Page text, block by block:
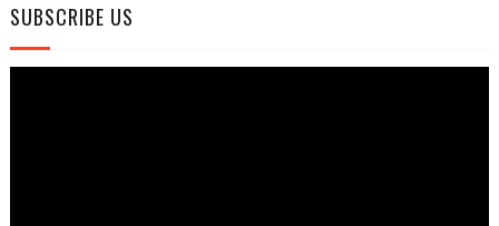
SUBSCRIBE US